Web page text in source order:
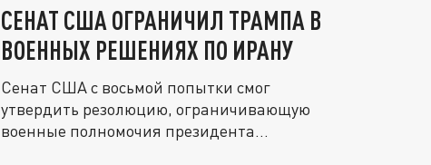
СЕНАТ США ОГРАНИЧИЛ ТРАМПА В
ВОЕННЫХ РЕШЕНИЯХ ПО ИРАНУ
Сенат США с восьмой попытки смог
утвердить резолюцию, ограничивающую
военные полномочия президента